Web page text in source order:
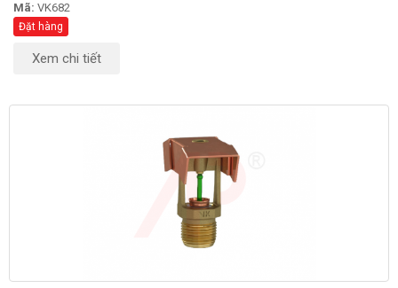
Mã: VK682
Đặt hàng
Xem chi tiết